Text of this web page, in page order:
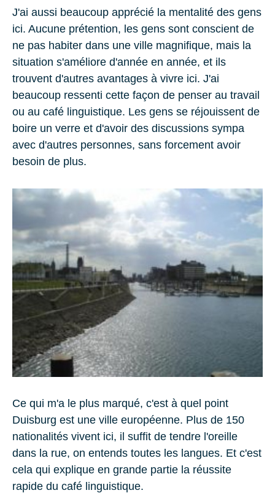
J'ai aussi beaucoup apprécié la mentalité des gens
ici. Aucune prétention, les gens sont conscient de
ne pas habiter dans une ville magnifique, mais la
situation s'améliore d'année en année, et ils
trouvent d'autres avantages à vivre ici. J'ai
beaucoup ressenti cette façon de penser au travail
ou au café linguistique. Les gens se réjouissent de
boire un verre et d'avoir des discussions sympa
avec d'autres personnes, sans forcement avoir
besoin de plus.
Ce qui m'a le plus marqué, c'est à quel point
Duisburg est une ville européenne. Plus de 150
nationalités vivent ici, il suffit de tendre l'oreille
dans la rue, on entends toutes les langues. Et c'est
cela qui explique en grande partie la réussite
rapide du café linguistique.